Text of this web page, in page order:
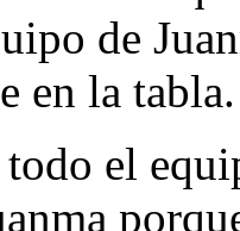
de
en la tabla.
el